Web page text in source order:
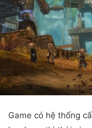
Game có hệ thống